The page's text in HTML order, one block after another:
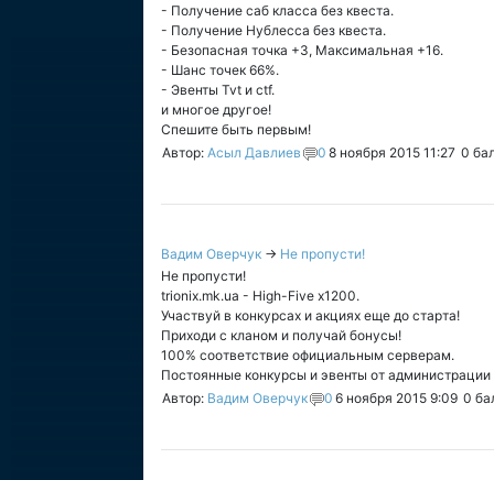
- Получение саб класса без квеста.
- Получение Нублесса без квеста.
- Безопасная точка +3, Максимальная +16.
- Шанс точек 66%.
- Эвенты Tvt и ctf.
и многое другое!
Спешите быть первым!
Автор: Асыл Давлиев 0 8 ноября 2015 11:27 0
Вадим Оверчук → Не пропусти!
Не пропусти!
trionix.mk.ua - High-Five x1200.
Участвуй в конкурсах и акциях еще до старта!
Приходи с кланом и получай бонусы!
100% соответствие официальным серверам.
Постоянные конкурсы и эвенты от администрации
Автор: Вадим Оверчук 0 6 ноября 2015 9:09 0